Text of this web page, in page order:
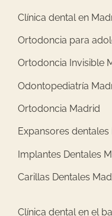
Clínica dental en
Ortodoncia para
Ortodoncia Invisible
Odontopediatría
Ortodoncia Madrid
Expansores dentales
Implantes Dentales
Carillas Dentales
Clínica dental en el